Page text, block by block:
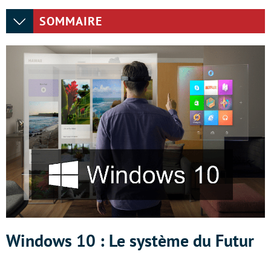
SOMMAIRE
Windows 10 : Le système du Futur